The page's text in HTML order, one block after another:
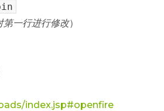
第一行进行修改）
index.jsp#openfire